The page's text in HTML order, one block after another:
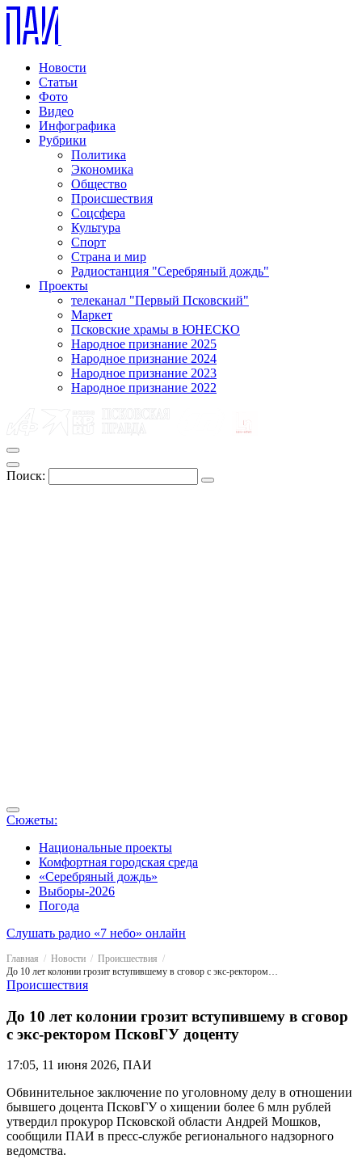
Новости
Статьи
Фото
Видео
Инфографика
Рубрики
Политика
Экономика
Общество
Происшествия
Соцсфера
Культура
Спорт
Страна и мир
Радиостанция "Серебряный дождь"
Проекты
телеканал "Первый Псковский"
Маркет
Псковские храмы в ЮНЕСКО
Народное признание 2025
Народное признание 2024
Народное признание 2023
Народное признание 2022
Поиск:
Сюжеты:
Национальные проекты
Комфортная городская среда
«Серебряный дождь»
Выборы-2026
Погода
Слушать радио «7 небо» онлайн
Главная Новости
Происшествия
До 10 лет колонии грозит вступившему в сговор с экс-ректором ПсковГУ доценту
Происшествия
До 10 лет колонии грозит вступившему в сговор
с экс-ректором ПсковГУ доценту
17:05, 11 июня 2026, ПАИ
Обвинительное заключение по уголовному делу в отношении
бывшего доцента ПсковГУ о хищении более 6 млн рублей
утвердил прокурор Псковской области Андрей Мошков,
сообщили ПАИ в пресс-службе регионального надзорного
ведомства.